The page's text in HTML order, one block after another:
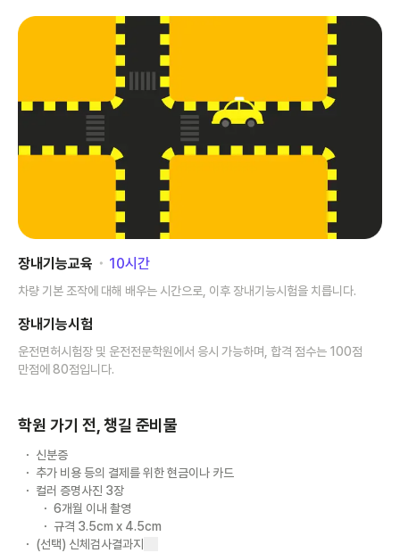
장내기능교육 ･ 10시간
차량 기본 조작에 대해 배우는 시간으로, 이후 장내기능시험을 치릅니다.
장내기능시험
운전면허시험장 및 운전전문학원에서 응시 가능하며, 합격 점수는 100점
만점에 80점입니다.
학원 가기 전, 챙길 준비물
신분증
추가 비용 등의 결제를 위한 현금이나 카드
컬러 증명사진 3장
6개월 이내 촬영
규격 3.5cm x 4.5cm
(선택) 신체검사결과지